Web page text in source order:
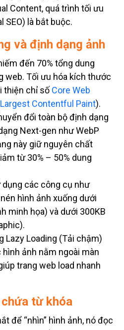
Content, quá trình tối ưu
SEO) là bắt buộc.
và định dạng ảnh
đến 70% tổng dung
web. Tối ưu hóa kích thước
thiện chỉ sốCore Web
Largest Contentful Paint).
đổi toàn bộ định dạng
Next-gen như WebP
này giữ nguyên chất
từ 30% – 50% dung
dụng các công cụ như
hình ảnh xuống dưới
minh họa) và dưới 300KB
Lazy Loading (Tải chậm)
ảnh nằm ngoài màn
trang web load nhanh
từ khóa
để “nhìn” hình ảnh, nó đọc